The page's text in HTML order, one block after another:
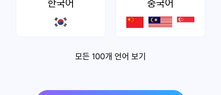
한국어 중국어
모든 100개 언어 보기